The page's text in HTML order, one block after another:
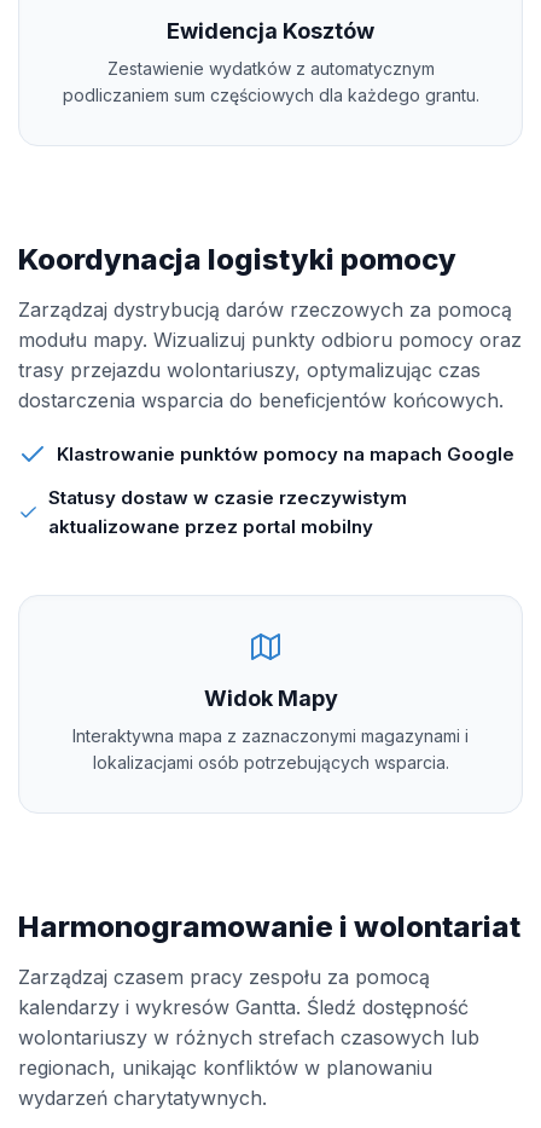
Ewidencja Kosztów
Zestawienie wydatków z automatycznym
podliczaniem sum częściowych dla każdego grantu.
Koordynacja logistyki pomocy
Zarządzaj dystrybucją darów rzeczowych za pomocą
modułu mapy. Wizualizuj punkty odbioru pomocy oraz
trasy przejazdu wolontariuszy, optymalizując czas
dostarczenia wsparcia do beneficjentów końcowych.
Klastrowanie punktów pomocy na mapach Google
Statusy dostaw w czasie rzeczywistym
aktualizowane przez portal mobilny
Widok Mapy
Interaktywna mapa z zaznaczonymi magazynami i
lokalizacjami osób potrzebujących wsparcia.
Harmonogramowanie i wolontariat
Zarządzaj czasem pracy zespołu za pomocą
kalendarzy i wykresów Gantta. Śledź dostępność
wolontariuszy w różnych strefach czasowych lub
regionach, unikając konfliktów w planowaniu
wydarzeń charytatywnych.